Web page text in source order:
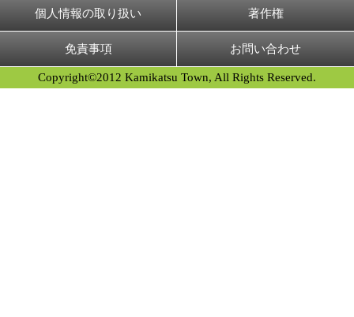
個人情報の取り扱い 著作権
免責事項 お問い合わせ
Copyright©2012 Kamikatsu Town, All Rights Reserved.